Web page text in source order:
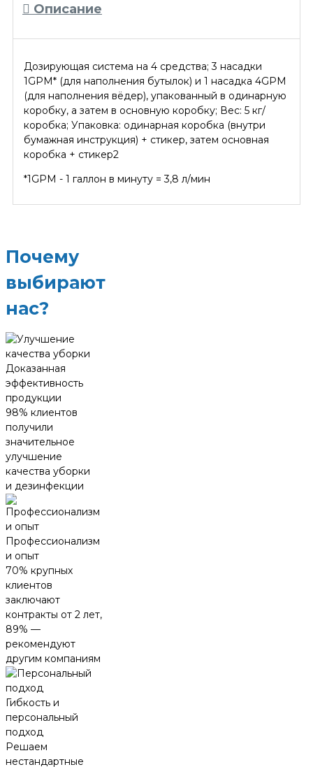
Описание
Дозирующая система на 4 средства; 3 насадки
1GPM* (для наполнения бутылок) и 1 насадка 4GPM
(для наполнения вёдер), упакованный в одинарную
коробку, а затем в основную коробку; Вес: 5 кг/
коробка; Упаковка: одинарная коробка (внутри
бумажная инструкция) + стикер, затем основная
коробка + стикер2
*1GPM - 1 галлон в минуту = 3,8 л/мин
Почему
выбирают
нас?
Доказанная
эффективность
продукции
98% клиентов
получили
значительное
улучшение
качества уборки
и дезинфекции
Профессионализм
и опыт
70% крупных
клиентов
заключают
контракты от 2 лет,
89% —
рекомендуют
другим компаниям
Гибкость и
персональный
подход
Решаем
нестандартные